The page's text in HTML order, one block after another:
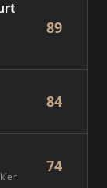
89
84
74